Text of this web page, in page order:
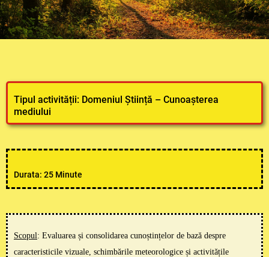
Tipul activității: Domeniul Știință – Cunoașterea
mediului
Durata: 25 Minute
Scopul: Evaluarea și consolidarea cunoștințelor de bază despre
caracteristicile vizuale, schimbările meteorologice și activitățile